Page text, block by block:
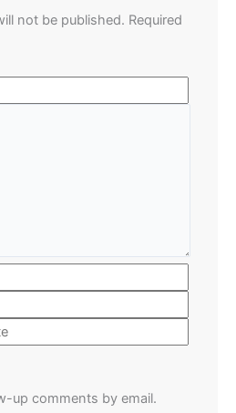
not be published. Required
up comments by email.